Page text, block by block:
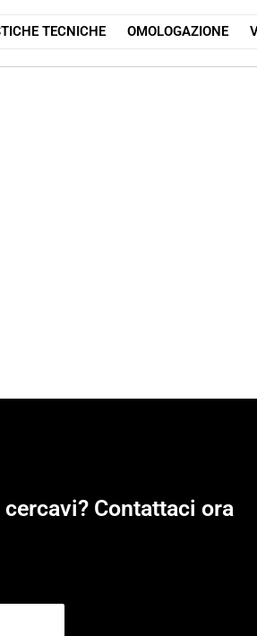
TECNICHE OMOLOGAZIONE
Contattaci ora